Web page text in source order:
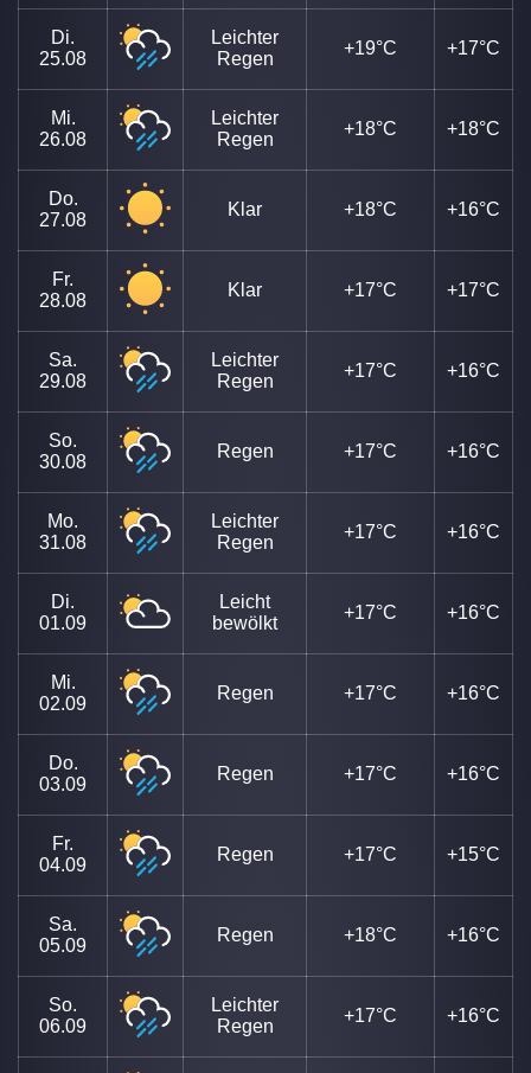
Di.
25.08
Leichter
Regen
+19°C +17°C
Mi.
26.08
Leichter
Regen
+18°C +18°C
Do.
27.08
Klar +18°C +16°C
Fr.
28.08
Klar +17°C +17°C
Sa.
29.08
Leichter
Regen
+17°C +16°C
So.
30.08
Regen +17°C +16°C
Mo.
31.08
Leichter
Regen
+17°C +16°C
Di.
01.09
Leicht
bewölkt
+17°C +16°C
Mi.
02.09
Regen +17°C +16°C
Do.
03.09
Regen +17°C +16°C
Fr.
04.09
Regen +17°C +15°C
Sa.
05.09
Regen +18°C +16°C
So.
06.09
Leichter
Regen
+17°C +16°C